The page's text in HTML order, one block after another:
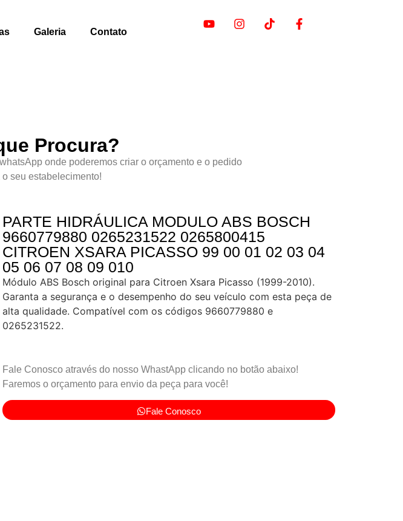
Galeria Contato
Procura?
onde poderemos criar o orçamento e o pedido
seu estabelecimento!
PARTE HIDRÁULICA MODULO ABS BOSCH
9660779880 0265231522 0265800415
CITROEN XSARA PICASSO 99 00 01 02 03 04
05 06 07 08 09 010
Módulo ABS Bosch original para Citroen Xsara Picasso (1999-2010).
Garanta a segurança e o desempenho do seu veículo com esta peça de
alta qualidade. Compatível com os códigos 9660779880 e
0265231522.
Fale Conosco através do nosso WhastApp clicando no botão abaixo!
Faremos o orçamento para envio da peça para você!
Fale Conosco